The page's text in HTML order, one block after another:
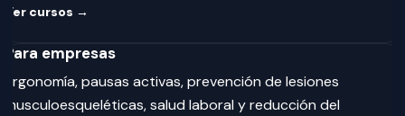
Ver cursos →
Para empresas
Ergonomía, pausas activas, prevención de lesiones
musculoesqueléticas, salud laboral y reducción del